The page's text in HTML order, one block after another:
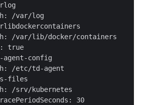
/var/log
/var/lib/docker/containers
true
agent-config
/etc/td-agent
files
/srv/kubernetes
30